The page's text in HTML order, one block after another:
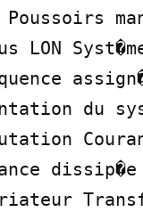
LON
du